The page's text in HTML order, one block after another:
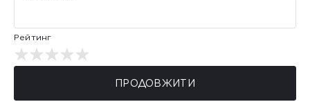
Рейтинг
ПРОДОВЖИТИ